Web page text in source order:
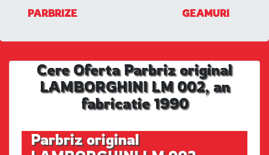
PARBRIZE
GEAMURI
Cere Oferta Parbriz original
LAMBORGHINI LM 002, an
fabricatie 1990
Parbriz original